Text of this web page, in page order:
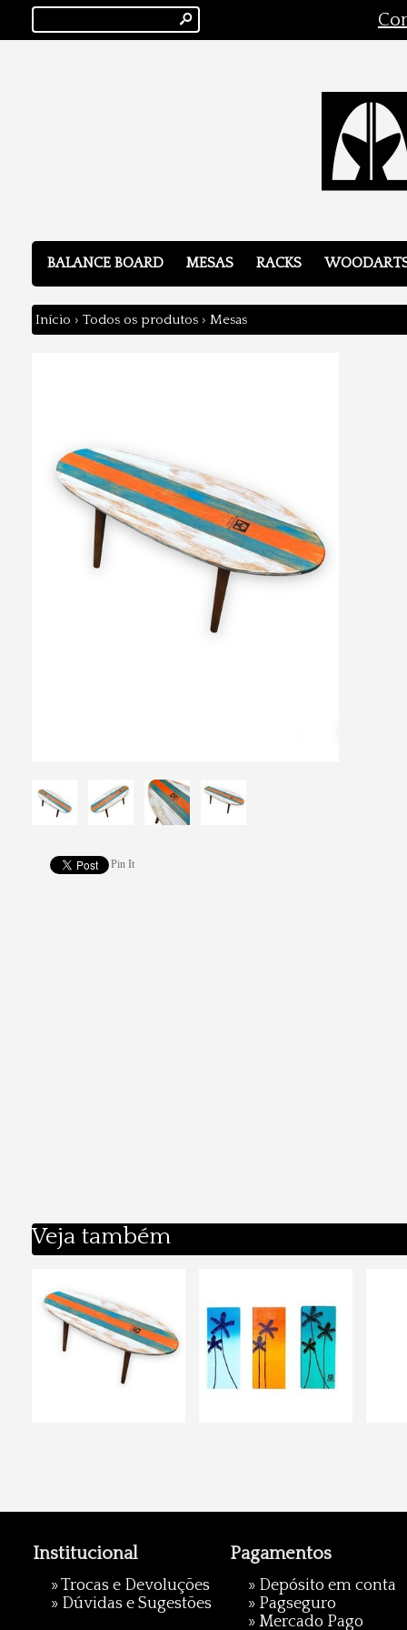
s
BALANCE BOARD MESAS RACKS
Início › Todos os produtos › Mesas
Pin It
Veja também
Institucional
»Trocas e Devoluções
» Dúvidas e Sugestões
Pagamentos
» Depósito em conta
» Pagseguro
» Mercado Pago